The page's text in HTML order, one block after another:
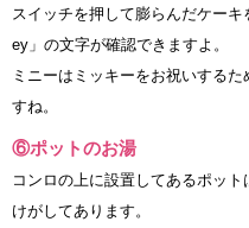
スイッチを押して膨らんだケー
ey」の文字が確認できますよ。
ミニーはミッキーをお祝いする
すね。
⑥ポットのお湯
コンロの上に設置してあるポッ
けがしてあります。